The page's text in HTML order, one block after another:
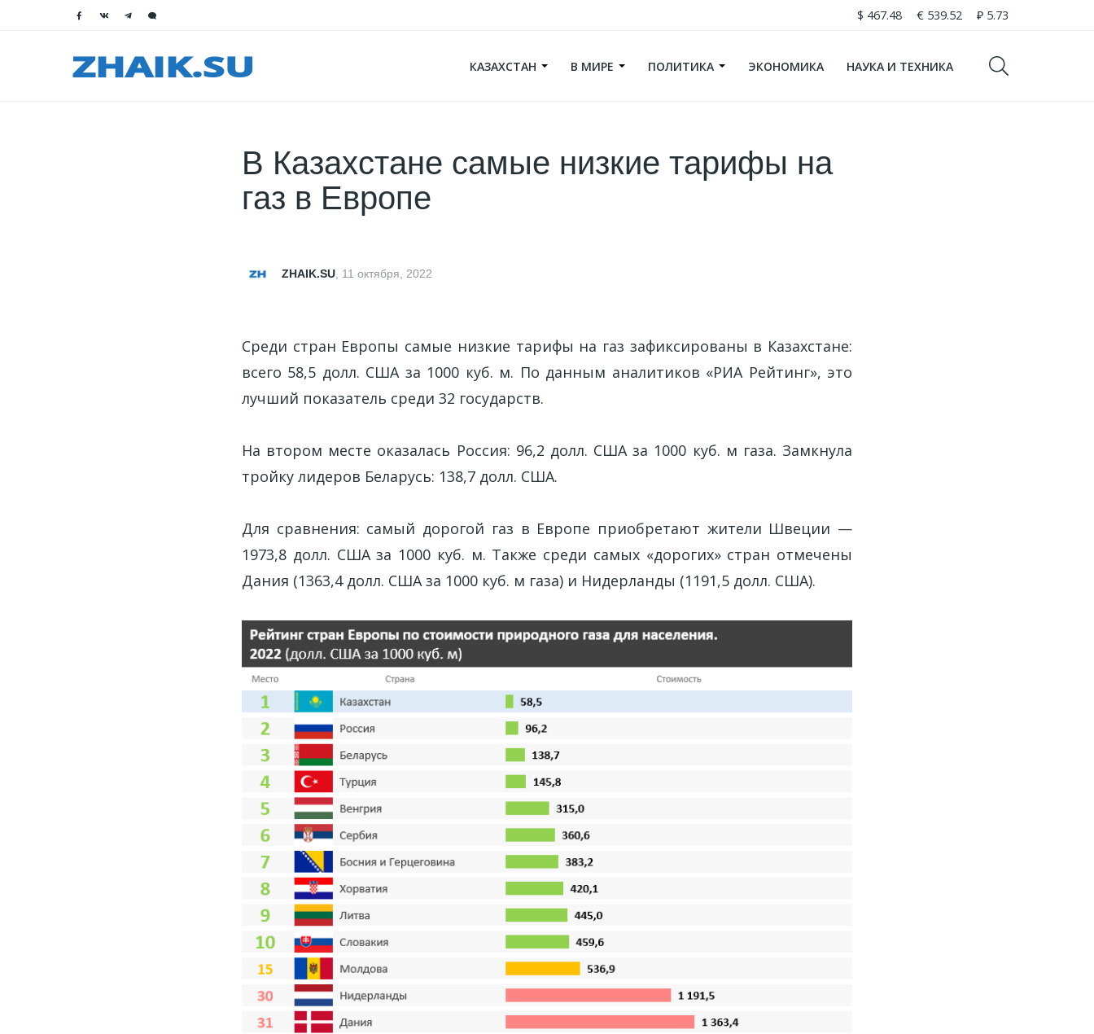
$ 467.48 € 539.52 ₽ 5.73
КАЗАХСТАН В МИРЕ ПОЛИТИКА ЭКОНОМИКА НАУКА И ТЕХНИКА
В Казахстане самые низкие тарифы на
газ в Европе
ZHAIK.SU, 11 октября, 2022
Среди стран Европы самые низкие тарифы на газ зафиксированы в Казахстане:
всего 58,5 долл. США за 1000 куб. м. По данным аналитиков «РИА Рейтинг», это
лучший показатель среди 32 государств.
На втором месте оказалась Россия: 96,2 долл. США за 1000 куб. м газа. Замкнула
тройку лидеров Беларусь: 138,7 долл. США.
Для сравнения: самый дорогой газ в Европе приобретают жители Швеции —
1973,8 долл. США за 1000 куб. м. Также среди самых «дорогих» стран отмечены
Дания (1363,4 долл. США за 1000 куб. м газа) и Нидерланды (1191,5 долл. США).